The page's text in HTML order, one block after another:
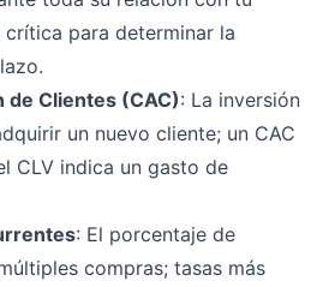
para determinar la
de Clientes (CAC): La inversión
un nuevo cliente; un CAC
CLV indica un gasto de
: El porcentaje de
compras; tasas más